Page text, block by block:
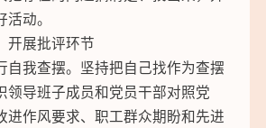
动。
开展批评环节
我查摆。坚持把自己找作为查摆
领导班子成员和党员干部对照党
进作风要求、职工群众期盼和先进